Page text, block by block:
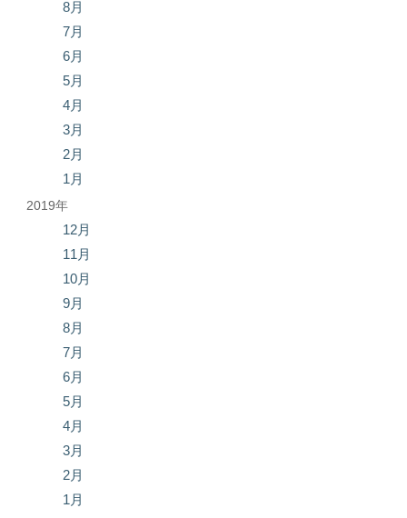
8月
7月
6月
5月
4月
3月
2月
1月
2019年
12月
11月
10月
9月
8月
7月
6月
5月
4月
3月
2月
1月